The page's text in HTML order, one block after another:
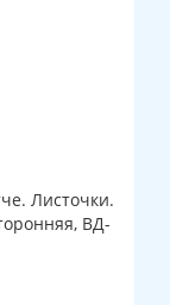
Листочки.
ВД-